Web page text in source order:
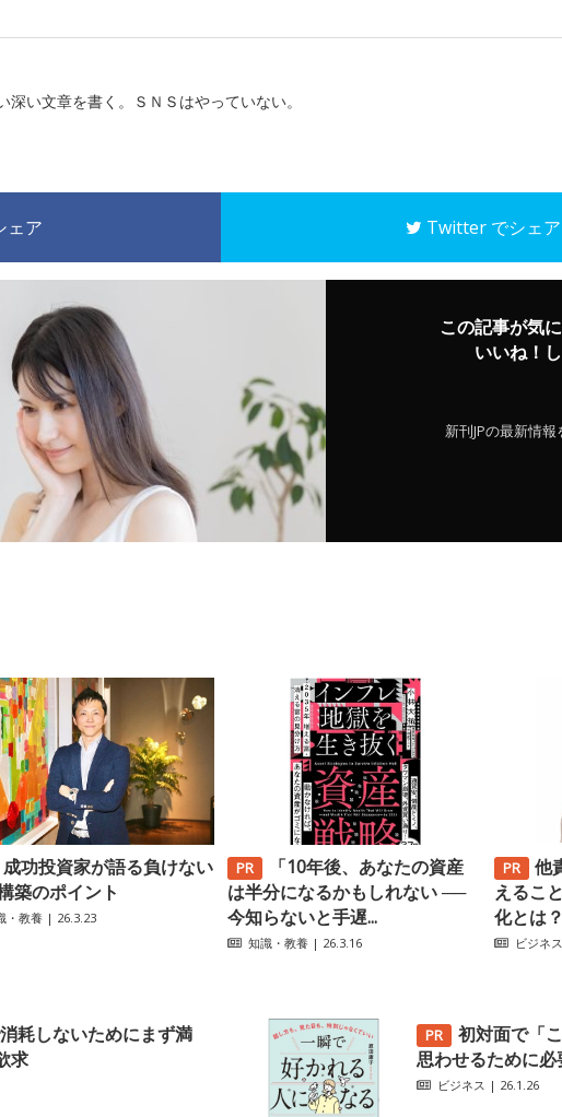
深い文章を書く。ＳＮＳはやっていない。
ェア Twitter でシェア
この記事が気
いいね！
新刊JPの最新情報
成功投資家が語る負けない
築のポイント
・教養 | 26.3.23
「10年後、あなたの資産
は半分になるかもしれない ──
今知らないと手遅...
知識・教養 | 26.3.16
他
えるこ
化とは？
ビジネス
耗しないためにまず満
求
初対面で「
思わせるために
ビジネス | 26.1.26